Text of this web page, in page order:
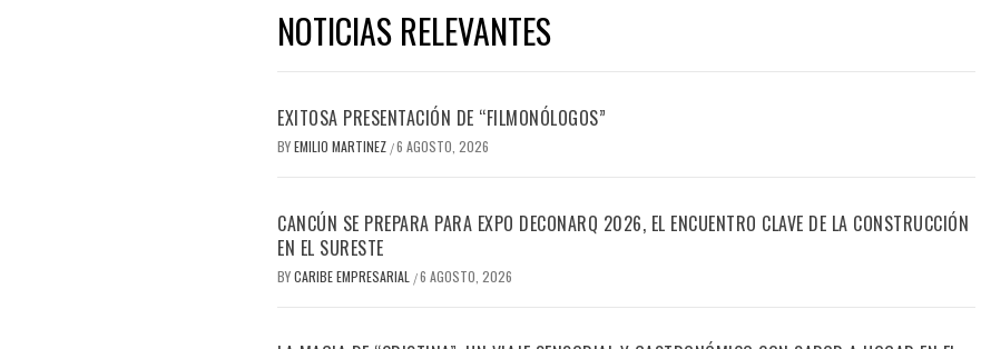
NOTICIAS RELEVANTES
EXITOSA PRESENTACIÓN DE “FILMONÓLOGOS”
BYEMILIO MARTINEZ /6 AGOSTO, 2026
CANCÚN SE PREPARA PARA EXPO DECONARQ 2026, EL ENCUENTRO CLAVE DE LA CONSTRUCCIÓN
EN EL SURESTE
BYCARIBE EMPRESARIAL /6 AGOSTO, 2026